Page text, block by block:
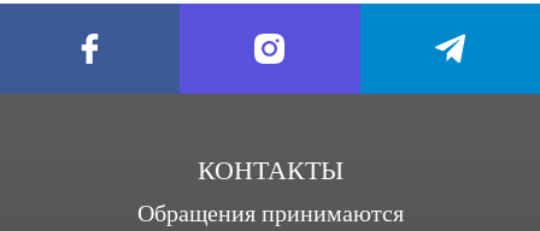
КОНТАКТЫ
Обращения принимаются